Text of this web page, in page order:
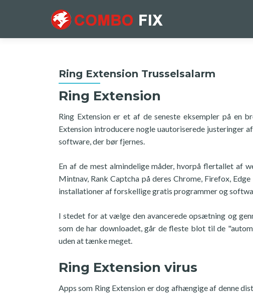
Ring Extension Trusselsalarm
Ring Extension
Ring Extension er et af de seneste eksempler på en
Extension introducere nogle uautoriserede
software, der bør fjernes.
En af de mest almindelige måder, hvorpå flertallet af
Mintnav, Rank Captcha på deres Chrome, Firefox,
installationer af forskellige gratis programmer og
I stedet for at vælge den avancerede opsætning og
som de har downloadet, går de fleste blot til de
uden at tænke meget.
Ring Extension virus
Apps som Ring Extension er dog afhængige af denne